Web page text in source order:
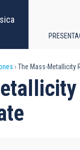
The Mass-Metallicity